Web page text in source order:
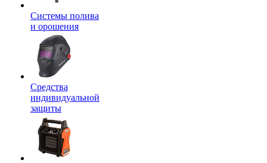
Системы полива
и орошения
Средства
индивидуальной
защиты